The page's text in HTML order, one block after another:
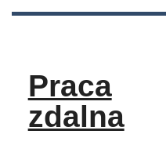
Praca
zdalna